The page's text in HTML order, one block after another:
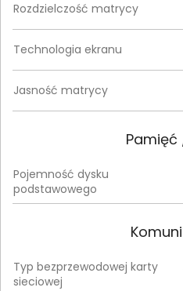
Rozdzielczość matrycy
Technologia ekranu
Jasność matrycy
Pojemność dysku
podstawowego
Typ bezprzewodowej karty
sieciowej